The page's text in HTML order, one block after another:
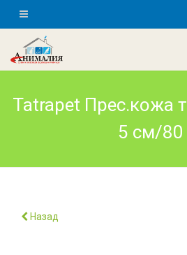
Tatrapet Прес.кожа
5 см/80
Назад